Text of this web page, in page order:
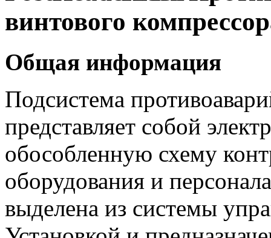
винтового
Общая информация
Подсистема
представляет собой
обособленную схему
оборудования и
выделена из системы